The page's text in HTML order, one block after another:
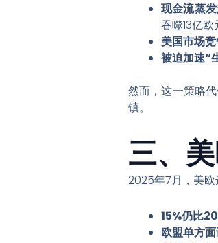
现金流蒸
吞噬13亿欧
美国市场
被迫加速“
然而，这一策略
镇。
三、
2025年7月，美欧
15%仍比
欧盟单方